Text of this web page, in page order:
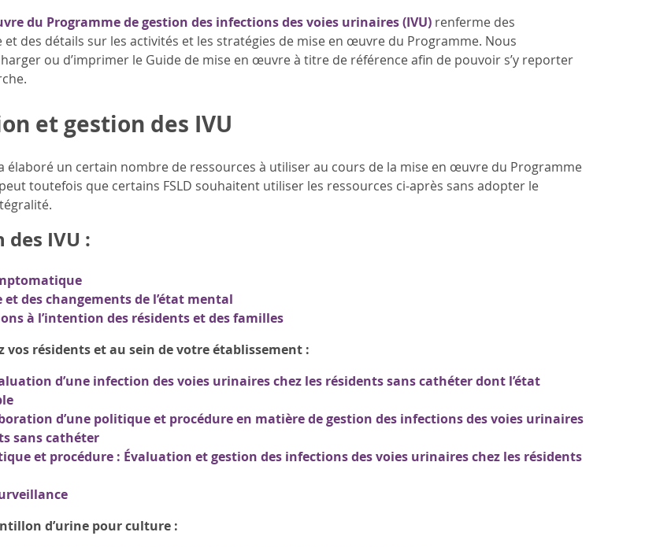
du Programme de gestion des infections des voies urinaires (IVU)renferme des
et des détails sur les activités et les stratégies de mise en œuvre du Programme. Nous
ou d’imprimer le Guide de mise en œuvre à titre de référence afin de pouvoir s’y reporter
et gestion des IVU
élaboré un certain nombre de ressources à utiliser au cours de la mise en œuvre du Programme
toutefois que certains FSLD souhaitent utiliser les ressources ci-après sans adopter le
IVU :
et des changements de l’état mental
à l’intention des résidents et des familles
vos résidents et au sein de votre établissement :
d’une infection des voies urinaires chez les résidents sans cathéter dont l’état
d’une politique et procédure en matière de gestion des infections des voies urinaires
sans cathéter
et procédure : Évaluation et gestion des infections des voies urinaires chez les résidents
d’urine pour culture :